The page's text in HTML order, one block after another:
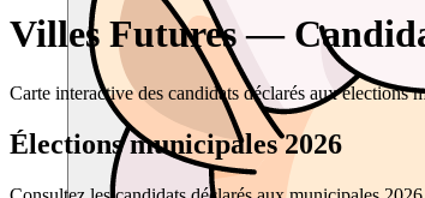
Villes Futures —
Carte interactive des candidats déclarés aux élections
Élections municipales 2026